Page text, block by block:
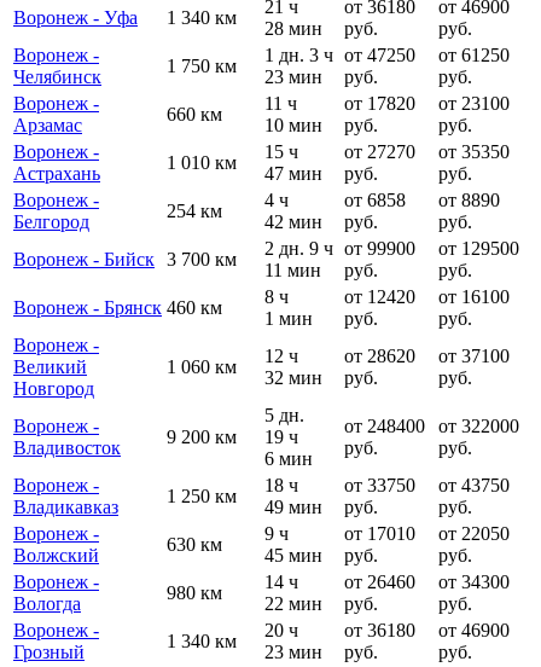
Воронеж - Уфа 1 340 км
21 ч
28 мин
от 36180
руб.
от 46900
руб.
Воронеж -
Челябинск
1 750 км
1 дн. 3 ч
23 мин
от 47250
руб.
от 61250
руб.
Воронеж -
Арзамас
660 км
11 ч
10 мин
от 17820
руб.
от 23100
руб.
Воронеж -
Астрахань
1 010 км
15 ч
47 мин
от 27270
руб.
от 35350
руб.
Воронеж -
Белгород
254 км
4 ч
42 мин
от 6858
руб.
от 8890
руб.
Воронеж - Бийск 3 700 км
2 дн. 9 ч
11 мин
от 99900
руб.
от 129500
руб.
Воронеж - Брянск 460 км
8 ч
1 мин
от 12420
руб.
от 16100
руб.
Воронеж -
Великий
Новгород
1 060 км
12 ч
32 мин
от 28620
руб.
от 37100
руб.
Воронеж -
Владивосток
9 200 км
5 дн.
19 ч
6 мин
от 248400
руб.
от 322000
руб.
Воронеж -
Владикавказ
1 250 км
18 ч
49 мин
от 33750
руб.
от 43750
руб.
Воронеж -
Волжский
630 км
9 ч
45 мин
от 17010
руб.
от 22050
руб.
Воронеж -
Вологда
980 км
14 ч
22 мин
от 26460
руб.
от 34300
руб.
Воронеж -
Грозный
1 340 км
20 ч
23 мин
от 36180
руб.
от 46900
руб.